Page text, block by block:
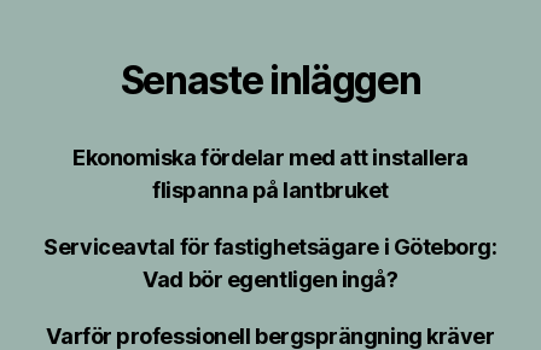
Senaste inläggen
Ekonomiska fördelar med att installera
flispanna på lantbruket
Serviceavtal för fastighetsägare i Göteborg:
Vad bör egentligen ingå?
Varför professionell bergsprängning kräver